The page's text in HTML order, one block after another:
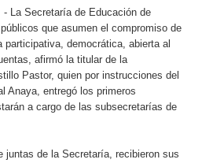
La Secretaría de Educación de
que asumen el compromiso de
participativa, democrática, abierta al
afirmó la titular de la
Pastor, quien por instrucciones del
Anaya, entregó los primeros
a cargo de las subsecretarías de
juntas de la Secretaría, recibieron sus